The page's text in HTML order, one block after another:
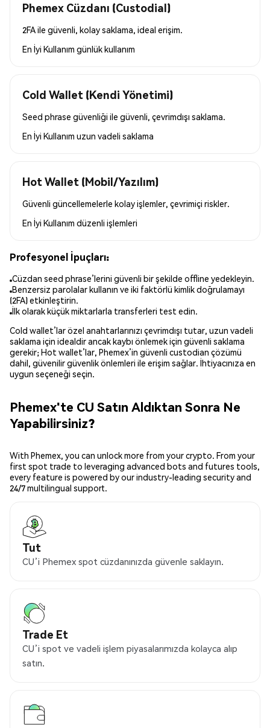
Phemex Cüzdanı (Custodial)
2FA ile güvenli, kolay saklama, ideal erişim.
En İyi Kullanım günlük kullanım
Cold Wallet (Kendi Yönetimi)
Seed phrase güvenliği ile güvenli, çevrimdışı saklama.
En İyi Kullanım uzun vadeli saklama
Hot Wallet (Mobil/Yazılım)
Güvenli güncellemelerle kolay işlemler, çevrimiçi riskler.
En İyi Kullanım düzenli işlemleri
Profesyonel İpuçları:
Cüzdan seed phrase’lerini güvenli bir şekilde offline yedekleyin.
Benzersiz parolalar kullanın ve iki faktörlü kimlik doğrulamayı
(2FA) etkinleştirin.
İlk olarak küçük miktarlarla transferleri test edin.
Cold wallet’lar özel anahtarlarınızı çevrimdışı tutar, uzun vadeli
saklama için idealdir ancak kaybı önlemek için güvenli saklama
gerekir; Hot wallet’lar, Phemex’in güvenli custodian çözümü
dahil, güvenilir güvenlik önlemleri ile erişim sağlar. İhtiyacınıza en
uygun seçeneği seçin.
Phemex'te CU Satın Aldıktan Sonra Ne
Yapabilirsiniz?
With Phemex, you can unlock more from your crypto. From your
first spot trade to leveraging advanced bots and futures tools,
every feature is powered by our industry-leading security and
24/7 multilingual support.
Tut
CU’i Phemex spot cüzdanınızda güvenle saklayın.
Trade Et
CU’i spot ve vadeli işlem piyasalarımızda kolayca alıp
satın.